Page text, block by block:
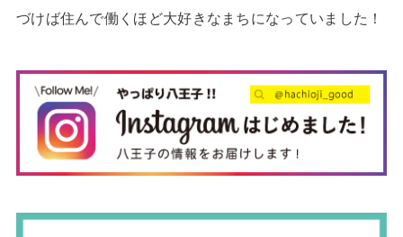
づけば住んで働くほど大好きなまちになっていました！